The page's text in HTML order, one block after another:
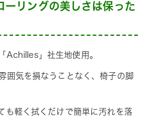
ーリングの美しさは保った
Achilles」社生地使用。
囲気を損なうことなく、椅子の脚
も軽く拭くだけで簡単に汚れを落